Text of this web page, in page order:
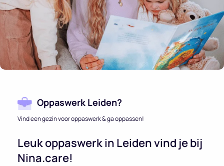
Oppaswerk Leiden?
Vind een gezin voor oppaswerk & ga oppassen!
Leuk oppaswerk in Leiden vind je bij
Nina.care!